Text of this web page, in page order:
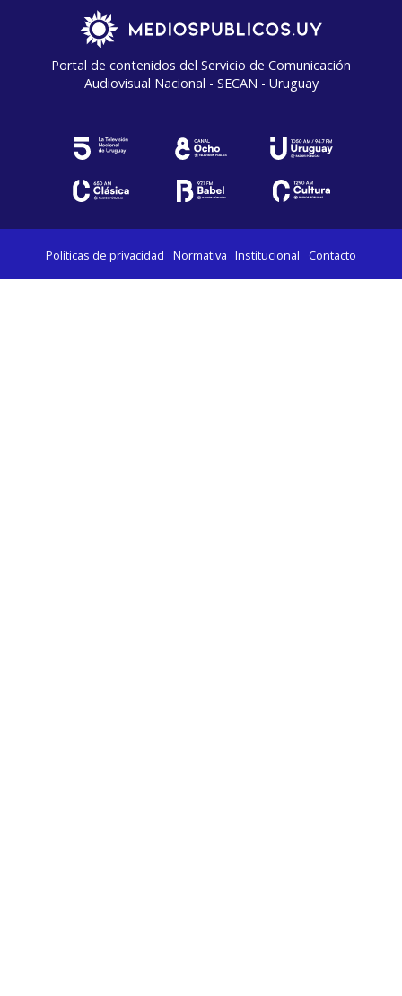
Portal de contenidos del Servicio de Comunicación
Audiovisual Nacional - SECAN - Uruguay
Políticas de privacidad Normativa Institucional Contacto